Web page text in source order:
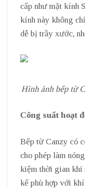
cấp như mặt kính
kính này không
dễ bị trầy xước,
Hình ảnh bếp từ
Công suất hoạt
Bếp từ Canzy có
cho phép làm
kiệm thời gian khi
kế phù hợp với